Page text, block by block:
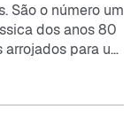
São o número um
dos anos 80
para um
campo ou em